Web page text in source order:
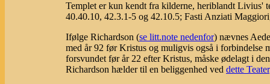
Templet er kun kendt fra kilderne, heriblandt Livius'
40.40.10, 42.3.1-5 og 42.10.5; Fasti Anziati
Ifølge Richardson (se litt.note nedenfor) nævnes
med år 92 før Kristus og muligvis også i forbindelse
forsvundet før år 22 efter Kristus, måske ødelagt i
Richardson hælder til en beliggenhed ved dette Teater